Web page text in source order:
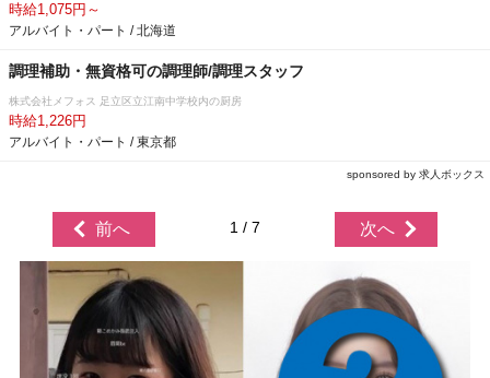
時給1,075円～
アルバイト・パート / 北海道
調理補助・無資格可の調理師/調理スタッフ
株式会社メフォス 足立区立江南中学校内の厨房
時給1,226円
アルバイト・パート / 東京都
sponsored by 求人ボックス
前へ 1 / 7 次へ